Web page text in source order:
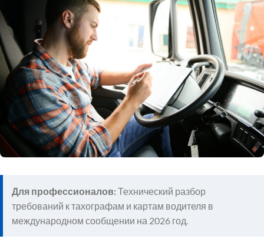
Для профессионалов:Технический разбор
требований к тахографам и картам водителя в
международном сообщении на 2026 год.